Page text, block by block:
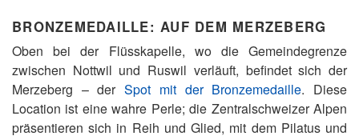
BRONZEMEDAILLE: AUF DEM MERZEBERG
Oben bei der Flüsskapelle, wo die Gemeindegrenze
zwischen Nottwil und Ruswil verläuft, befindet sich der
Merzeberg – derSpot mit der Bronzemedaille. Diese
Location ist eine wahre Perle; die Zentralschweizer Alpen
präsentieren sich in Reih und Glied, mit dem Pilatus und